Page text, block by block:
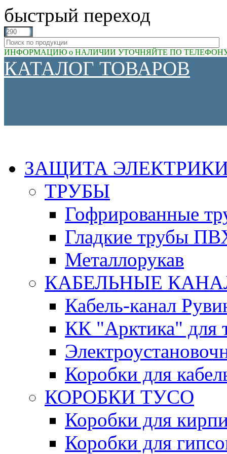
быстрый переход
ИНФОРМАЦИЮ о НАЛИЧИИ УТОЧНЯЙТЕ ПО ТЕЛЕФОНУ
КАТАЛОГ ТОВАРОВ
ЗАЩИТА
ТРУБЫ
Гофрированные
Гладкие трубы
Металлорукав
КАБЕЛЬНЫЕ
Кабель-канал
КК "Арктика" для
Коробки для
КОРОБКИ ТУСО
Коробки для
Коробки для